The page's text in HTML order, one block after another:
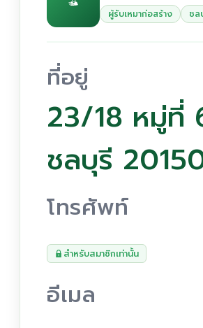
ผู้รับเหมาก่อสร้าง ชล
ที่อยู่
23/18 หมู่ที่
ชลบุรี
โทรศัพท์
สำหรับสมาชิกเท่านั้น
อีเมล